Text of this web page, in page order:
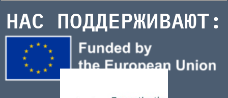
НАС ПОДДЕРЖИВАЮТ: